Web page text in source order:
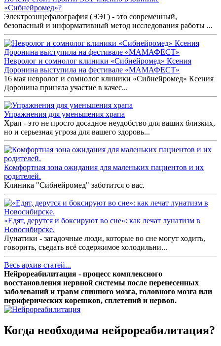
«Сибнейромед»?
Электроэнцефалография (ЭЭГ) - это современный,
безопасный и информативный метод исследования работы ...
Невролог и сомнолог клиники «Сибнейромед» Ксения
Доронина выступила на фестивале «МАМАФЕСТ»
16 мая невролог и сомнолог клиники «Сибнейромед» Ксения
Доронина приняла участие в качес...
Упражнения для уменьшения храпа
Храп - это не просто досадное неудобство для ваших близких,
но и серьезная угроза для вашего здоровь...
Комфортная зона ожидания для маленьких пациентов и их
родителей.
Клиника "Сибнейромед" заботится о вас.
«Едят, дерутся и боксируют во сне»: как лечат лунатизм в
Новосибирске.
Лунатики - загадочные люди, которые во сне могут ходить,
говорить, съедать всё содержимое холодильни...
Весь архив статей...
Нейрореабилитация - процесс комплексного
восстановления нервной системы после перенесенных
заболеваний и травм спинного мозга, головного мозга или
периферических корешков, сплетений и нервов.
Когда необходима нейрореабилитация?